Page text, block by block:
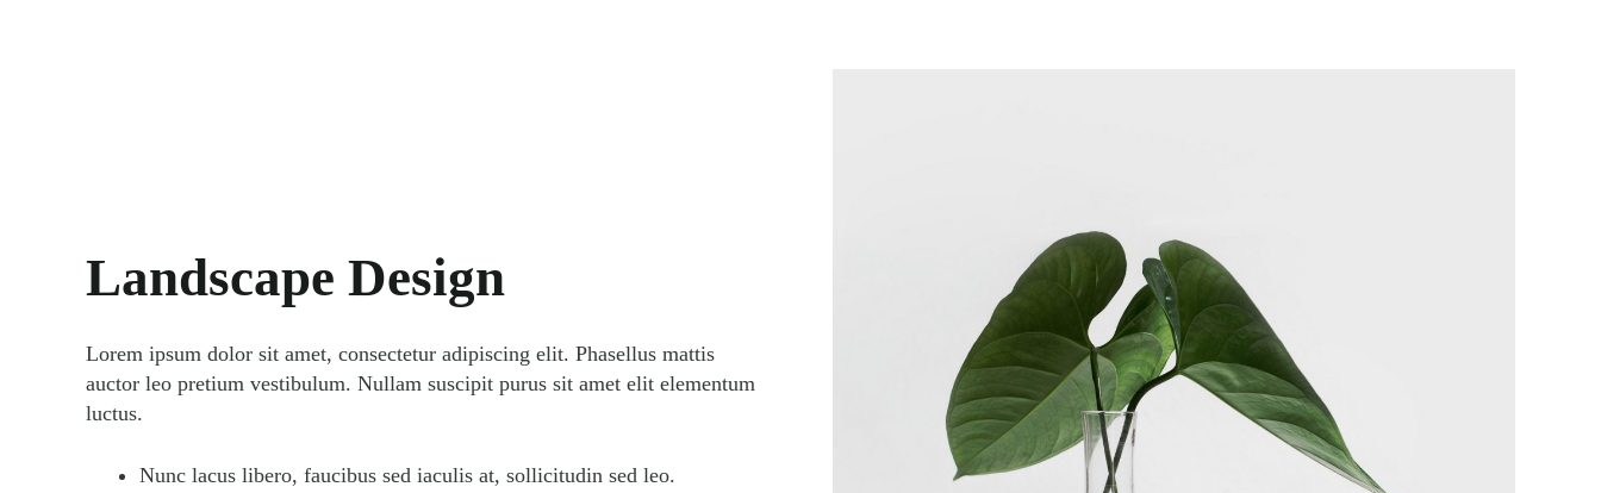
Landscape Design
Lorem ipsum dolor sit amet, consectetur adipiscing elit. Phasellus mattis
auctor leo pretium vestibulum. Nullam suscipit purus sit amet elit elementum
luctus.
Nunc lacus libero, faucibus sed iaculis at, sollicitudin sed leo.